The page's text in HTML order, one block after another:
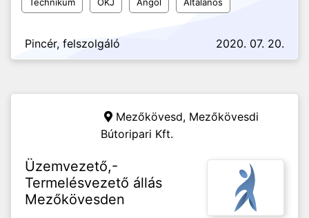
Pincér, felszolgáló 2020. 07. 20.
Mezőkövesd, Mezőkövesdi
Bútoripari Kft.
Üzemvezető,-
Termelésvezető állás
Mezőkövesden